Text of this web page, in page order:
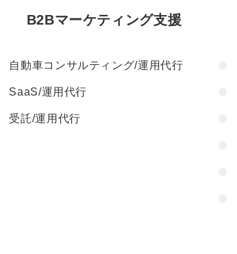
B2Bマーケティング支援
自動車コンサルティング/運用代行
SaaS/運用代行
受託/運用代行